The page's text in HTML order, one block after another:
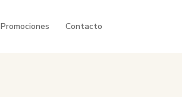
Promociones Contacto